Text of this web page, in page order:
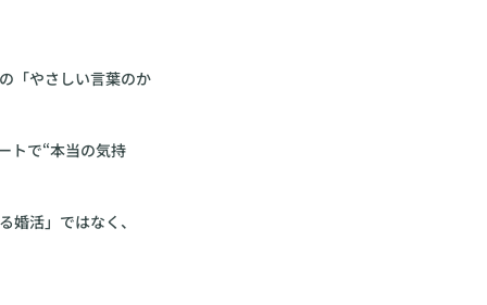
「やさしい言葉のか
トで“本当の気持
活」ではなく、